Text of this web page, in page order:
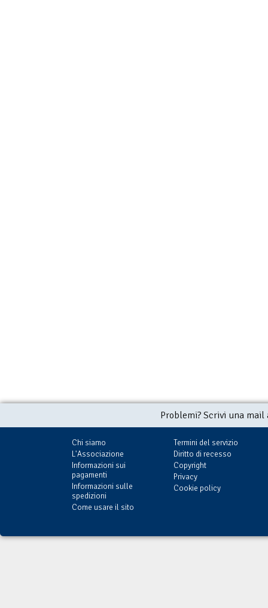
Problemi? Scrivi una
Chi siamo
L'Associazione
Informazioni sui
pagamenti
Informazioni sulle
spedizioni
Come usare il sito
Termini del servizio
Diritto di recesso
Copyright
Privacy
Cookie policy